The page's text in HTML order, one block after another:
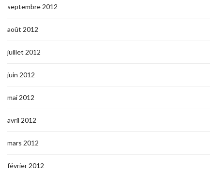
septembre 2012
août 2012
juillet 2012
juin 2012
mai 2012
avril 2012
mars 2012
février 2012